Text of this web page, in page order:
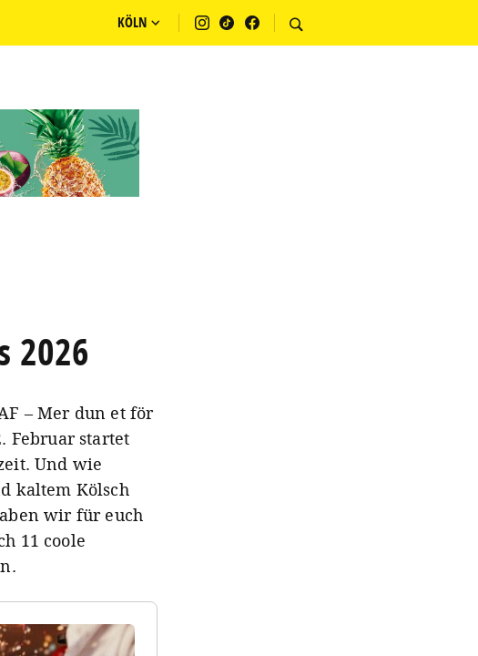
KÖLN
2026
– Mer dun et för
Februar startet
Und wie
kaltem Kölsch
wir für euch
11 coole